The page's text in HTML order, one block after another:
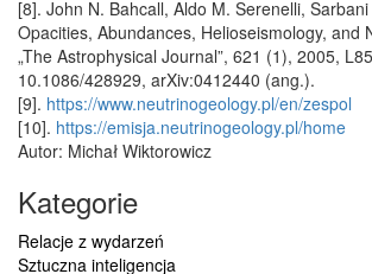
[8]. John N. Bahcall, Aldo M. Serenelli,
Opacities, Abundances, Helioseismology, and
„The Astrophysical Journal”, 621 (1), 2005,
10.1086/428929, arXiv:0412440 (ang.).
[9]. https://www.neutrinogeology.pl/en/zespol
[10]. https://emisja.neutrinogeology.pl/home
Autor: Michał Wiktorowicz
Kategorie
Relacje z wydarzeń
Sztuczna inteligencja